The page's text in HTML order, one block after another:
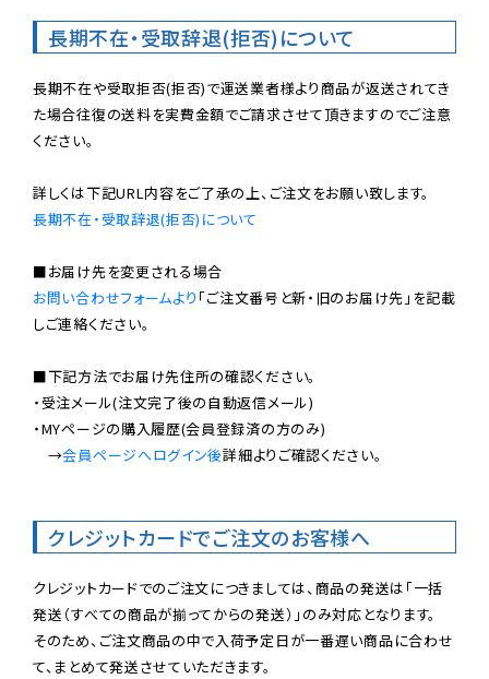
長期不在・受取辞退(拒否)について
長期不在や受取拒否(拒否)で運送業者様より商品が返送されてき
た場合往復の送料を実費金額でご請求させて頂きますのでご注意
ください。
長期不在・受取辞退(拒否)について
お問い合わせフォームより 「ご注文番号と新・旧のお届け先」を記載
しご連絡ください。
■下記方法でお届け先住所の確認ください。
・受注メール(注文完了後の自動返信メール)
・MYページの購入履歴(会員登録済の方のみ)
→会員ページへログイン後詳細よりご確認ください。
クレジットカードでご注文のお客様へ
クレジットカードでのご注文につきましては、商品の発送は「一括
発送（すべての商品が揃ってからの発送）」のみ対応となります。
そのため、ご注文商品の中で入荷予定日が一番遅い商品に合わせ
て、まとめて発送させていただきます。